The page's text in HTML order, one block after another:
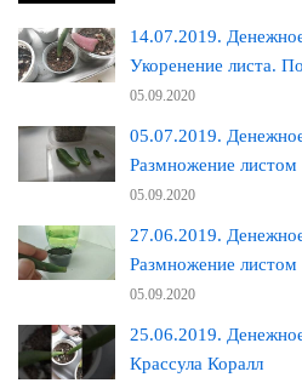
14.07.2019.
Укоренение листа.
05.09.2020
05.07.2019.
Размножение листом
05.09.2020
27.06.2019.
Размножение листом
05.09.2020
25.06.2019.
Крассула Коралл